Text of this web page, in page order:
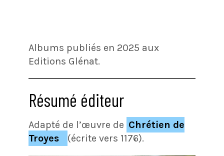
Albums publiés en 2025 aux
Editions Glénat.
Résumé éditeur
Adapté de l’œuvre de Chrétien de
Troyes
(écrite vers 1176).